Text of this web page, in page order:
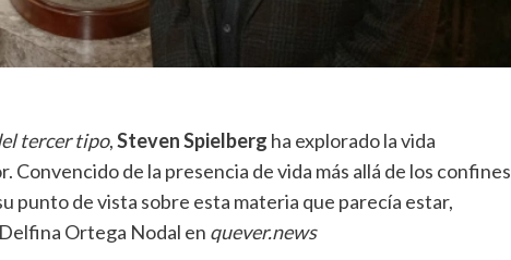
tercer tipo,Steven Spielberg ha explorado la vida
de la presencia de vida más allá de los confines
punto de vista sobre esta materia que parecía estar,
Ortega Nodal en quever.news